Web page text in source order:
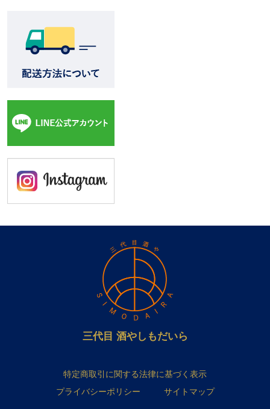
三代目 酒やしもだいら
特定商取引に関する法律に基づく表示
プライバシーポリシー
サイトマップ